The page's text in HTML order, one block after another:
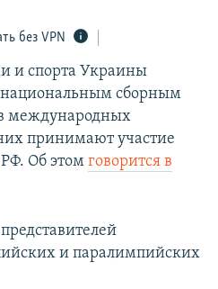
ИСТОРИЙ СОПРОТИВЛЕНИЯ
без VPN
и спорта Украины
сборным
международных
принимают участие
Об этом говорится в
и паралимпийских